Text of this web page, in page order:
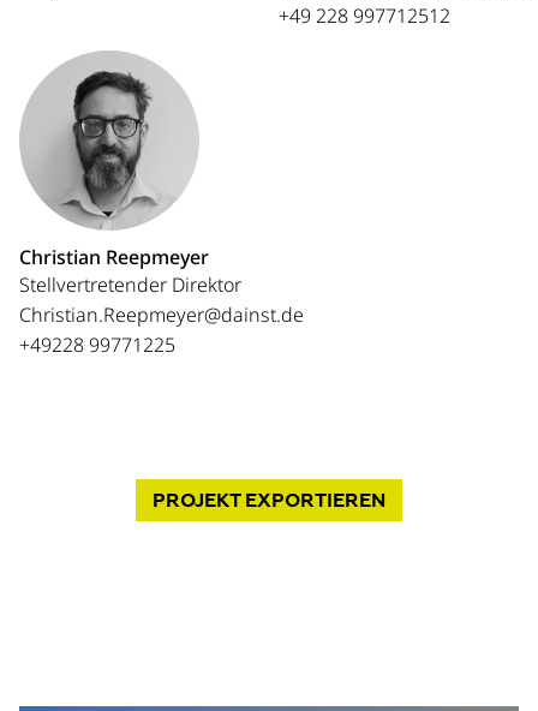
+49 228 997712512
Christian Reepmeyer
Stellvertretender Direktor
Christian.Reepmeyer@dainst.de
+49228 99771225
PROJEKTEXPORTIEREN